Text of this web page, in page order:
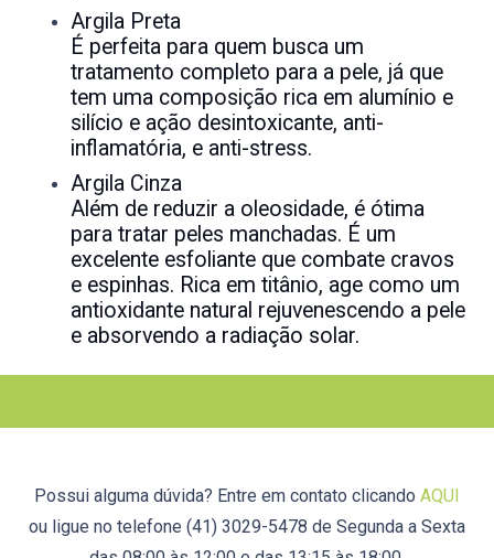
Argila Preta
É perfeita para quem busca um
tratamento completo para a pele, já que
tem uma composição rica em alumínio e
silício e ação desintoxicante, anti-
inflamatória, e anti-stress.
Argila Cinza
Além de reduzir a oleosidade, é ótima
para tratar peles manchadas. É um
excelente esfoliante que combate cravos
e espinhas. Rica em titânio, age como um
antioxidante natural rejuvenescendo a pele
e absorvendo a radiação solar.
Possui alguma dúvida? Entre em contato clicando AQUI
ou ligue no telefone (41) 3029-5478 de Segunda a Sexta